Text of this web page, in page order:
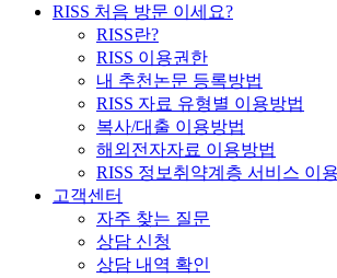
RISS 처음 방문 이세요?
RISS란?
RISS 이용권한
내 추천논문 등록방법
RISS 자료 유형별 이용방법
복사/대출 이용방법
해외전자자료 이용방법
RISS 정보취약계층 서비스 이
고객센터
자주 찾는 질문
상담 신청
상담 내역 확인